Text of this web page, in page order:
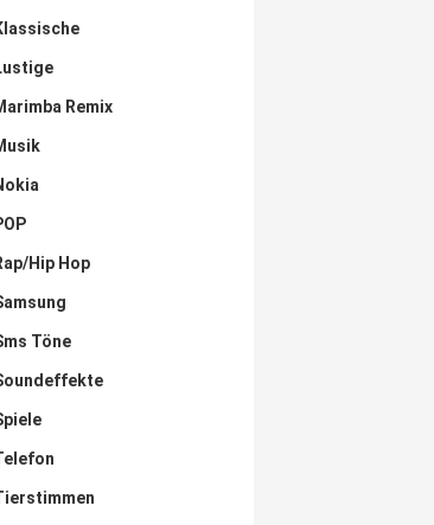
Remix
Hip Hop
Töne